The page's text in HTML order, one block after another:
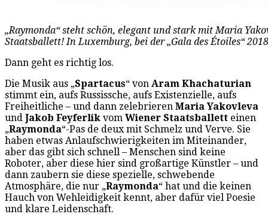
„Raymonda“ steht schön, elegant und stark mit Maria
Staatsballett! In Luxemburg, bei der „Gala des Étoiles“
Dann geht es richtig los.
Die Musik aus „Spartacus“ von Aram Khachaturian
stimmt ein, aufs Russissche, aufs Existenzielle, aufs
Freiheitliche – und dann zelebrieren Maria Yakovleva
und Jakob Feyferlik vom Wiener Staatsballett einen
„Raymonda“-Pas de deux mit Schmelz und Verve. Sie
haben etwas Anlaufschwierigkeiten im Miteinander,
aber das gibt sich schnell – Menschen sind keine
Roboter, aber diese hier sind großartige Künstler – und
dann zaubern sie diese spezielle, schwebende
Atmosphäre, die nur „Raymonda“ hat und die keinen
Hauch von Wehleidigkeit kennt, aber dafür viel Poesie
und klare Leidenschaft.